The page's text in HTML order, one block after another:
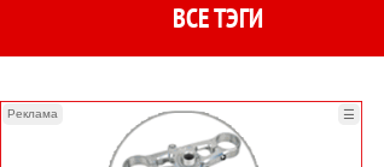
ВСЕ ТЭГИ
Реклама ☰